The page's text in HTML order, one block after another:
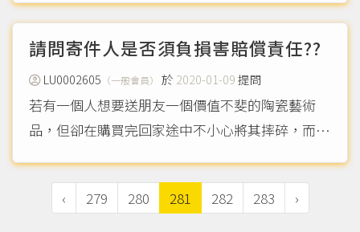
補助金，請問如何尋求法律途徑解決？謝謝。
（more...）
請問寄件人是否須負損害賠償責任??
LU0002605 （一般會員） 於 2020-01-09提問
若有一個人想要送朋友一個價值不斐的陶瓷藝術
品，但卻在購買完回家途中不小心將其摔碎，而他
在運送途中將其摔碎，請問這樣寄件人是否須負損
害賠償責任？
（more...）
‹ 279 280 281 282 283 ›